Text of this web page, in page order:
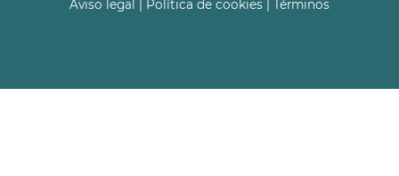
Aviso legal
Política de cookies Términos